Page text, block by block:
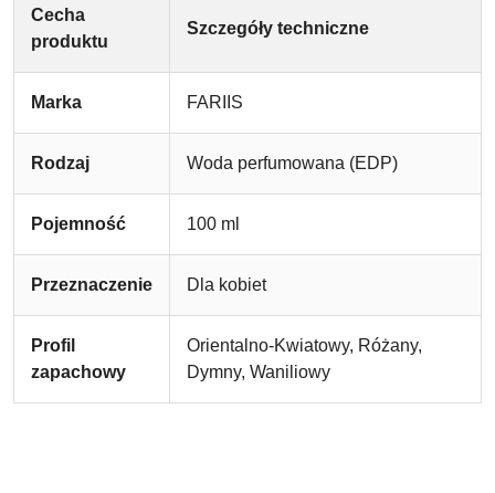
Cecha
produktu
Szczegóły techniczne
Marka FARIIS
Rodzaj Woda perfumowana (EDP)
Pojemność 100 ml
Przeznaczenie Dla kobiet
Profil
zapachowy
Orientalno-Kwiatowy, Różany,
Dymny, Waniliowy